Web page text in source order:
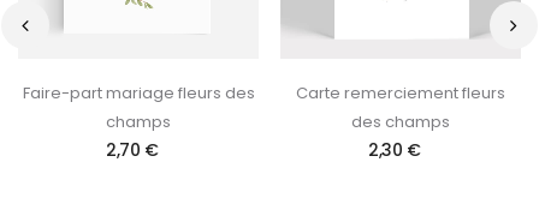
Faire-part mariage fleurs des
champs
2,70 €
Carte remerciement fleurs
des champs
2,30 €